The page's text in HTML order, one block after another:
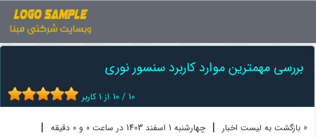
بررسی مهمترین موارد کاربرد سنسور نوری
بررسی مهمترین موارد کاربرد سنسور نوری
10 / 10 از 1کاربر
« بازگشت به لیست اخبار | چهارشنبه 1 اسفند 1403 در ساعت 0 و 0 دقیقه |